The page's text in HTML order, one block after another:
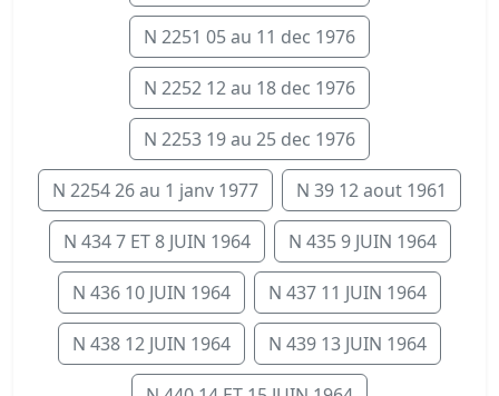
N 2251 05 au 11 dec 1976
N 2252 12 au 18 dec 1976
N 2253 19 au 25 dec 1976
N 2254 26 au 1 janv 1977 N 39 12 aout 1961
N 434 7 ET 8 JUIN 1964 N 435 9 JUIN 1964
N 436 10 JUIN 1964 N 437 11 JUIN 1964
N 438 12 JUIN 1964 N 439 13 JUIN 1964